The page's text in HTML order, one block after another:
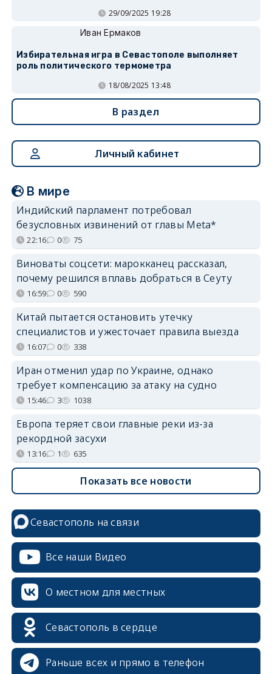
29/09/2025 19:28
Иван Ермаков
Избирательная игра в Севастополе выполняет
роль политического термометра
18/08/2025 13:48
В раздел
Личный кабинет
В мире
Индийский парламент потребовал
безусловных извинений от главы Meta*
22:16 0 75
Виноваты соцсети: марокканец рассказал,
почему решился вплавь добраться в Сеуту
16:59 0 590
Китай пытается остановить утечку
специалистов и ужесточает правила выезда
16:07 0 338
Иран отменил удар по Украине, однако
требует компенсацию за атаку на судно
15:46 3 1038
Европа теряет свои главные реки из-за
рекордной засухи
13:16 1 635
Показать все новости
Севастополь на связи
Все наши Видео
О местном для местных
Севастополь в сердце
Раньше всех и прямо в телефон